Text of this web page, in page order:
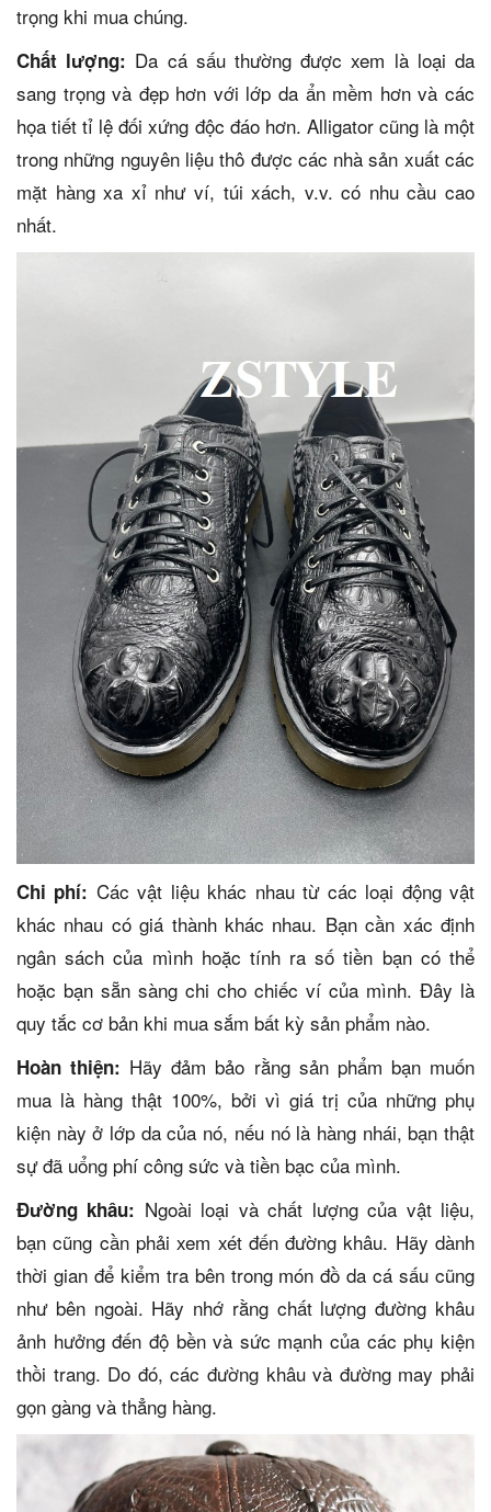
trọng khi mua chúng.
Chất lượng: Da cá sấu thường được xem là loại da
sang trọng và đẹp hơn với lớp da ẩn mềm hơn và các
họa tiết tỉ lệ đối xứng độc đáo hơn. Alligator cũng là một
trong những nguyên liệu thô được các nhà sản xuất các
mặt hàng xa xỉ như ví, túi xách, v.v. có nhu cầu cao
nhất.
Chi phí: Các vật liệu khác nhau từ các loại động vật
khác nhau có giá thành khác nhau. Bạn cần xác định
ngân sách của mình hoặc tính ra số tiền bạn có thể
hoặc bạn sẵn sàng chi cho chiếc ví của mình. Đây là
quy tắc cơ bản khi mua sắm bất kỳ sản phẩm nào.
Hoàn thiện: Hãy đảm bảo rằng sản phẩm bạn muốn
mua là hàng thật 100%, bởi vì giá trị của những phụ
kiện này ở lớp da của nó, nếu nó là hàng nhái, bạn thật
sự đã uổng phí công sức và tiền bạc của mình.
Đường khâu: Ngoài loại và chất lượng của vật liệu,
bạn cũng cần phải xem xét đến đường khâu. Hãy dành
thời gian để kiểm tra bên trong món đồ da cá sấu cũng
như bên ngoài. Hãy nhớ rằng chất lượng đường khâu
ảnh hưởng đến độ bền và sức mạnh của các phụ kiện
thồi trang. Do đó, các đường khâu và đường may phải
gọn gàng và thẳng hàng.